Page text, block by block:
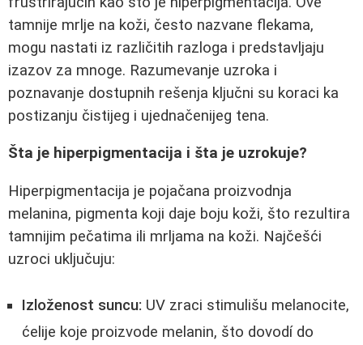
tamnije mrlje na koži, često nazvane flekama,
mogu nastati iz različitih razloga i predstavljaju
izazov za mnoge. Razumevanje uzroka i
poznavanje dostupnih rešenja ključni su koraci ka
postizanju čistijeg i ujednačenijeg tena.
Šta je hiperpigmentacija i šta je uzrokuje?
Hiperpigmentacija je pojačana proizvodnja
melanina, pigmenta koji daje boju koži, što rezultira
tamnijim pečatima ili mrljama na koži. Najčešći
uzroci uključuju:
Izloženost suncu: UV zraci stimulišu melanocite,
ćelije koje proizvode melanin, što dovodí do